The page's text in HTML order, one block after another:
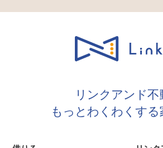
リンクアンド
もっとわくわくする